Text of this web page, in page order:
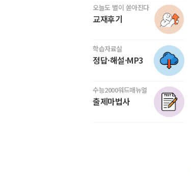
오늘도 별이 쏟아진다
교재후기
학습자료실
정답·해설·MP3
수능2000워드매뉴얼
출제마법사